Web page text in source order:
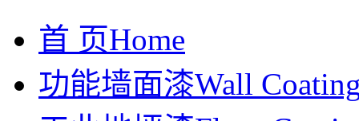
首 页Home
功能墙面漆Wall